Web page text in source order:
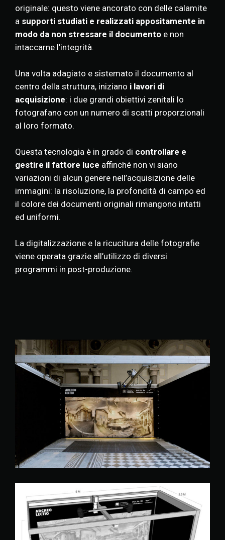
originale: questo viene ancorato con delle calamite
a supporti studiati e realizzati appositamente in
modo da non stressare il documento e non
intaccarne l’integrità.
Una volta adagiato e sistemato il documento al
centro della struttura, iniziano i lavori di
acquisizione: i due grandi obiettivi zenitali lo
fotografano con un numero di scatti proporzionali
al loro formato.
Questa tecnologia è in grado di controllare e
gestire il fattore luce affinché non vi siano
variazioni di alcun genere nell’acquisizione delle
immagini: la risoluzione, la profondità di campo ed
il colore dei documenti originali rimangono intatti
ed uniformi.
La digitalizzazione e la ricucitura delle fotografie
viene operata grazie all’utilizzo di diversi
programmi in post-produzione.